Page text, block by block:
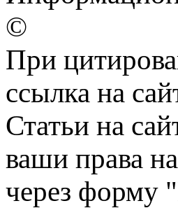
©
При
ссылка на
Статьи на
ваши права
через форму